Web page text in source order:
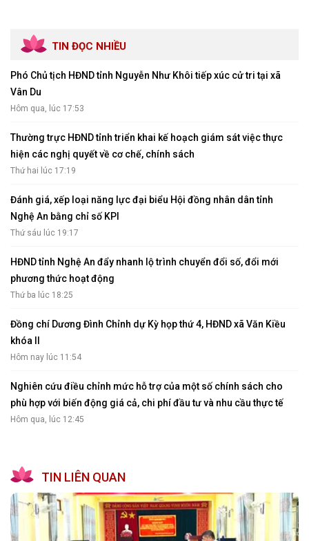
TIN ĐỌC NHIỀU
Phó Chủ tịch HĐND tỉnh Nguyễn Như Khôi tiếp xúc cử tri tại xã
Vân Du
Hôm qua, lúc 17:53
Thường trực HĐND tỉnh triển khai kế hoạch giám sát việc thực
hiện các nghị quyết về cơ chế, chính sách
Thứ hai lúc 17:19
Đánh giá, xếp loại năng lực đại biểu Hội đồng nhân dân tỉnh
Nghệ An bằng chỉ số KPI
Thứ sáu lúc 19:17
HĐND tỉnh Nghệ An đẩy nhanh lộ trình chuyển đổi số, đổi mới
phương thức hoạt động
Thứ ba lúc 18:25
Đồng chí Dương Đình Chỉnh dự Kỳ họp thứ 4, HĐND xã Văn Kiều
khóa II
Hôm nay lúc 11:54
Nghiên cứu điều chỉnh mức hỗ trợ của một số chính sách cho
phù hợp với biến động giá cả, chi phí đầu tư và nhu cầu thực tế
Hôm qua, lúc 12:45
TIN LIÊN QUAN